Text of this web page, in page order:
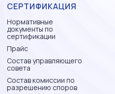
СЕРТИФИКАЦИЯ
Нормативные
документы по
сертификации
Прайс
Состав управляющего
совета
Состав комиссии по
разрешению споров